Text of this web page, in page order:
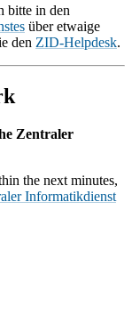
bitte in den
über etwaige
den ZID-Helpdesk.
Zentraler
the next minutes,
Informatikdienst